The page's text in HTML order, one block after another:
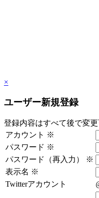
×
ユーザー新規登録
登録内容はすべて後で変更
アカウント ※
パスワード ※
パスワード（再入力）
※
表示名 ※
Twitterアカウント